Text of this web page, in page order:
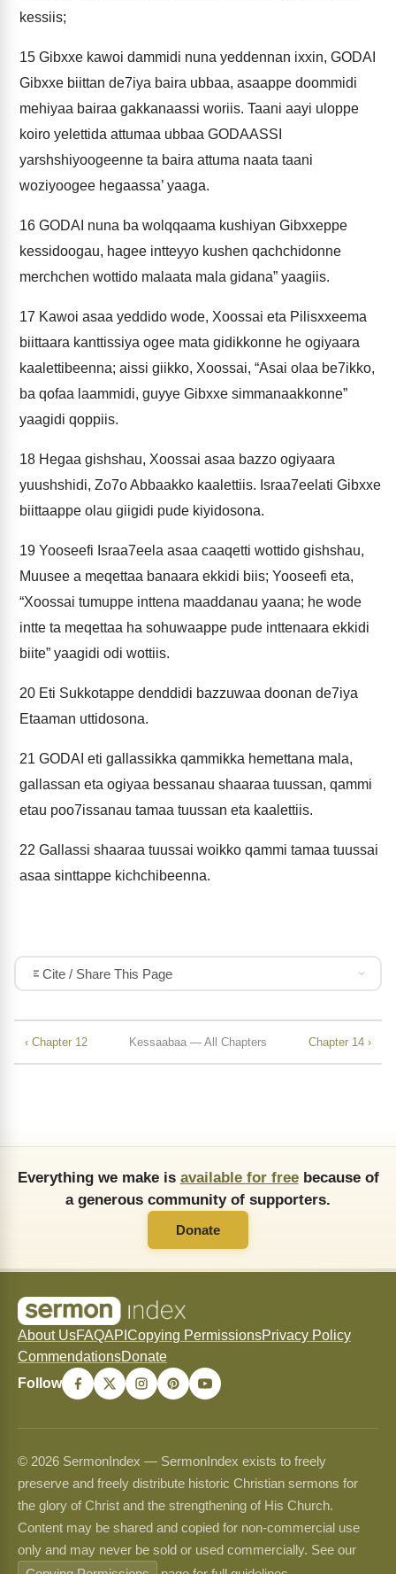
kessiis;
15 Gibxxe kawoi dammidi nuna yeddennan ixxin, GODAI
Gibxxe biittan de7iya baira ubbaa, asaappe doommidi
mehiyaa bairaa gakkanaassi woriis. Taani aayi uloppe
koiro yelettida attumaa ubbaa GODAASSI
yarshshiyoogeenne ta baira attuma naata taani
woziyoogee hegaassa’ yaaga.
16 GODAI nuna ba wolqqaama kushiyan Gibxxeppe
kessidoogau, hagee intteyyo kushen qachchidonne
merchchen wottido malaata mala gidana” yaagiis.
17 Kawoi asaa yeddido wode, Xoossai eta Pilisxxeema
biittaara kanttissiya ogee mata gidikkonne he ogiyaara
kaalettibeenna; aissi giikko, Xoossai, “Asai olaa be7ikko,
ba qofaa laammidi, guyye Gibxxe simmanaakkonne”
yaagidi qoppiis.
18 Hegaa gishshau, Xoossai asaa bazzo ogiyaara
yuushshidi, Zo7o Abbaakko kaalettiis. Israa7eelati Gibxxe
biittaappe olau giigidi pude kiyidosona.
19 Yooseefi Israa7eela asaa caaqetti wottido gishshau,
Muusee a meqettaa banaara ekkidi biis; Yooseefi eta,
“Xoossai tumuppe inttena maaddanau yaana; he wode
intte ta meqettaa ha sohuwaappe pude inttenaara ekkidi
biite” yaagidi odi wottiis.
20 Eti Sukkotappe denddidi bazzuwaa doonan de7iya
Etaaman uttidosona.
21 GODAI eti gallassikka qammikka hemettana mala,
gallassan eta ogiyaa bessanau shaaraa tuussan, qammi
etau poo7issanau tamaa tuussan eta kaalettiis.
22 Gallassi shaaraa tuussai woikko qammi tamaa tuussai
asaa sinttappe kichchibeenna.
Cite / Share This Page
‹ Chapter 12 Kessaabaa — All Chapters Chapter 14 ›
Everything we make is available for freebecause of
a generous community of supporters.
Donate
About UsFAQAPI Copying PermissionsPrivacy Policy
CommendationsDonate
Follow
© 2026 SermonIndex — SermonIndex exists to freely
preserve and freely distribute historic Christian sermons for
the glory of Christ and the strengthening of His Church.
Content may be shared and copied for non-commercial use
only and may never be sold or used commercially. See our